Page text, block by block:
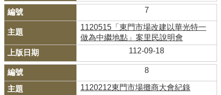
7
1120515「東門市場改建以華光特一
做為中繼地點」案里民說明會
112-09-18
8
1120212東門市場攤商大會紀錄